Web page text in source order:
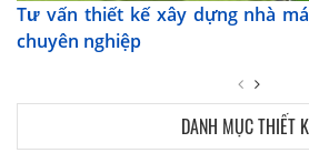
Tư vấn thiết kế xây dựng nhà
chuyên nghiệp
DANH MỤC THIẾT